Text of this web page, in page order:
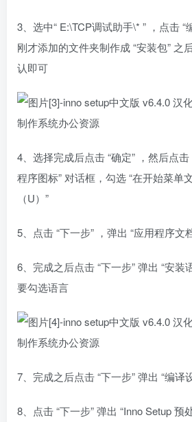
3、选中“ E:\TCP调试助手\* ” ，点击 “
刚才添加的文件夹制作成 “安装包” 之
认即可
4、选择完成后点击 “确定” ，然后点击
程序图标” 对话框，勾选 “在开始菜单
（U）”
5、点击 “下一步” ，弹出 “应用程序文
6、完成之后点击 “下一步” 弹出 “安装
要勾选语言
7、完成之后点击 “下一步” 弹出 “编译
8、点击 “下一步” 弹出 “Inno Setup 预